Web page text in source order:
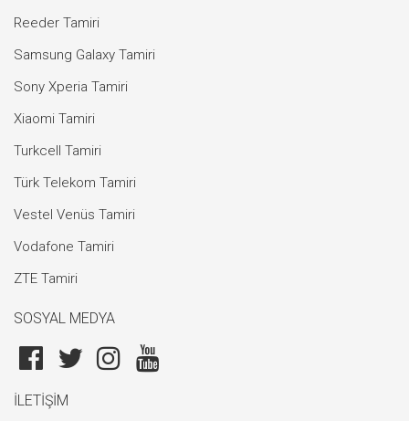
Reeder Tamiri
Samsung Galaxy Tamiri
Sony Xperia Tamiri
Xiaomi Tamiri
Turkcell Tamiri
Türk Telekom Tamiri
Vestel Venüs Tamiri
Vodafone Tamiri
ZTE Tamiri
SOSYAL MEDYA
İLETİŞİM